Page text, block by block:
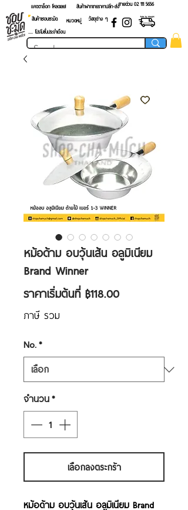
แคตตาล็อก โหลดเลย! สายด่วน 02 ​111 5656
สินค้าฝากขายราคาปลีก-ส่ง
สินค้าชอบชะมัด
หมวดหมู่
วัสดุต่าง ๆ
.... โปรโมชั่นประจำเดือน
หม้อด้าม อบวุ้นเส้น อลูมิเนียม
Brand Winner
ราคาเริ่มต้นที่ ฿118.00ราคา
ภาษี รวม
No.*
จำนวน*
เลือกลงตระกร้า
หม้อด้าม อบวุ้นเส้น อลูมิเนียม Brand